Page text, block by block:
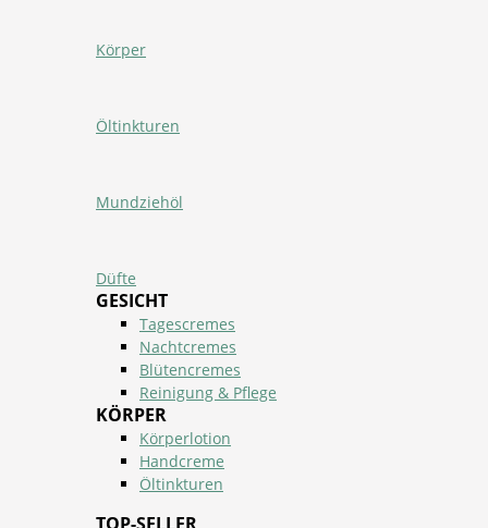
Körper
Öltinkturen
Mundziehöl
Düfte
GESICHT
Tagescremes
Nachtcremes
Blütencremes
Reinigung & Pflege
KÖRPER
Körperlotion
Handcreme
Öltinkturen